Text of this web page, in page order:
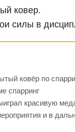
ковер.
силы в
ковёр по
спарринг
красивую
и в